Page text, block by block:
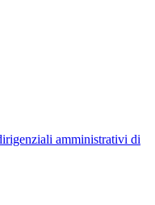
amministrativi di